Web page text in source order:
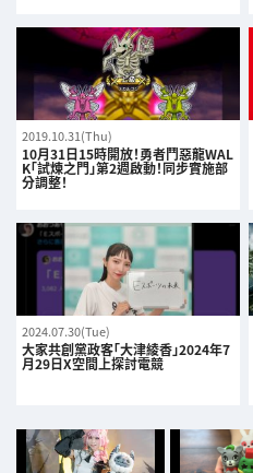
2019.10.31(Thu)
10月31日15時開放！勇者鬥惡龍WAL
K「試煉之門」第2週啟動！同步實施部
分調整！
2024.07.30(Tue)
大家共創黨政客「大津綾香」2024年7
月29日X空間上探討電競